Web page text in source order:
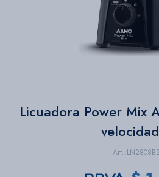
Licuadora Power Mix
LN2808B2